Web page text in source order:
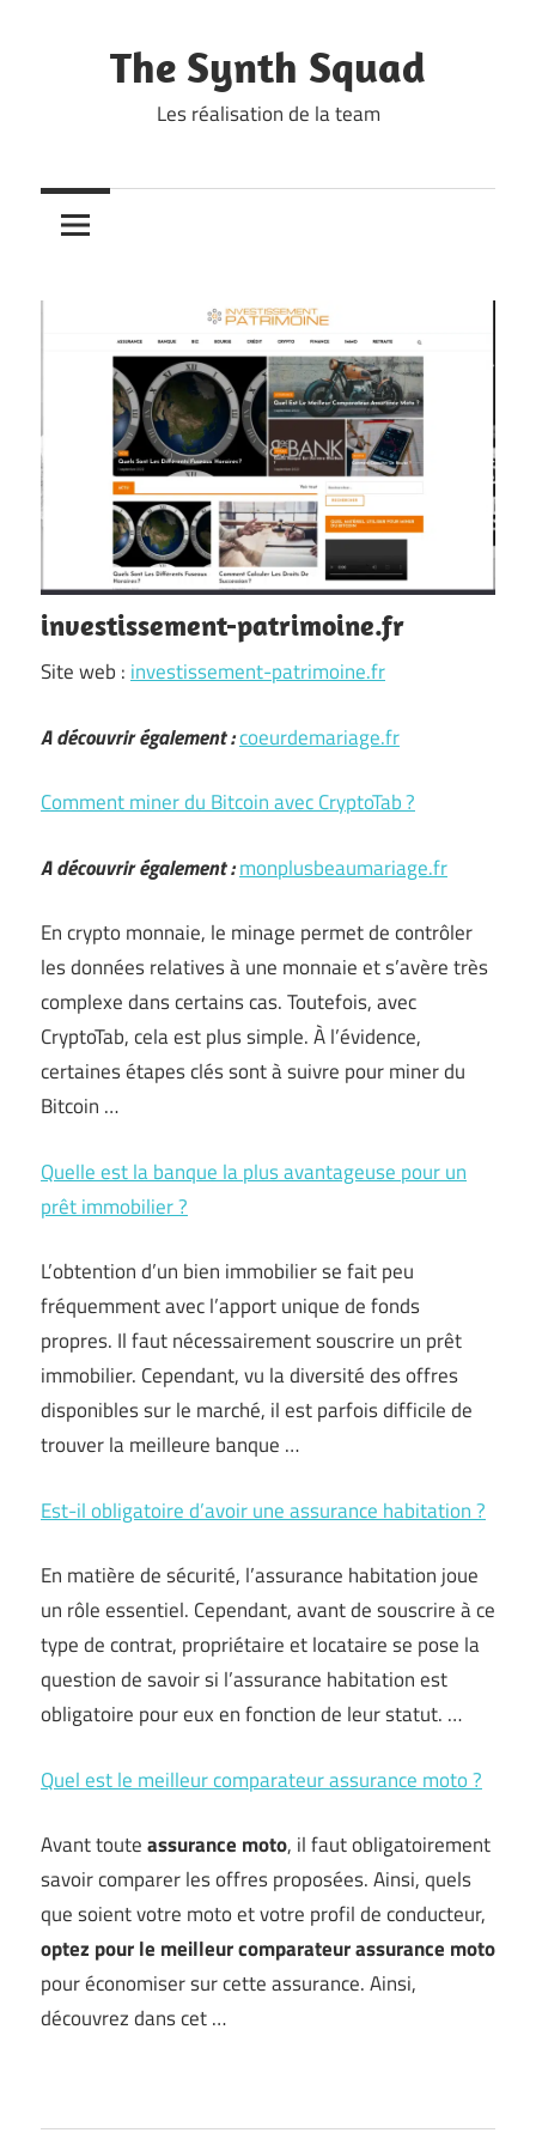
The Synth Squad
Les réalisation de la team
investissement-patrimoine.fr
Site web : investissement-patrimoine.fr
A découvrir également :coeurdemariage.fr
Comment miner du Bitcoin avec CryptoTab ?
A découvrir également :monplusbeaumariage.fr
En crypto monnaie, le minage permet de contrôler
les données relatives à une monnaie et s’avère très
complexe dans certains cas. Toutefois, avec
CryptoTab, cela est plus simple. À l’évidence,
certaines étapes clés sont à suivre pour miner du
Bitcoin …
Quelle est la banque la plus avantageuse pour un
prêt immobilier ?
L’obtention d’un bien immobilier se fait peu
fréquemment avec l’apport unique de fonds
propres. Il faut nécessairement souscrire un prêt
immobilier. Cependant, vu la diversité des offres
disponibles sur le marché, il est parfois difficile de
trouver la meilleure banque …
Est-il obligatoire d’avoir une assurance habitation ?
En matière de sécurité, l’assurance habitation joue
un rôle essentiel. Cependant, avant de souscrire à ce
type de contrat, propriétaire et locataire se pose la
question de savoir si l’assurance habitation est
obligatoire pour eux en fonction de leur statut. …
Quel est le meilleur comparateur assurance moto ?
Avant touteassurance moto, il faut obligatoirement
savoir comparer les offres proposées. Ainsi, quels
que soient votre moto et votre profil de conducteur,
optez pour le meilleur comparateur assurance moto
pour économiser sur cette assurance. Ainsi,
découvrez dans cet …